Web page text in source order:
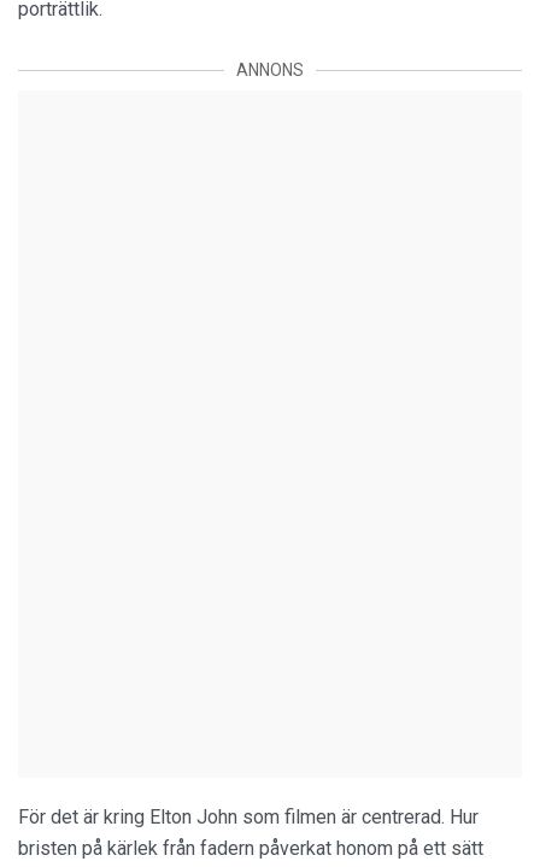
porträttlik.
ANNONS
För det är kring Elton John som filmen är centrerad. Hur
bristen på kärlek från fadern påverkat honom på ett sätt